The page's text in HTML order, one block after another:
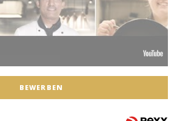
BEWERBEN